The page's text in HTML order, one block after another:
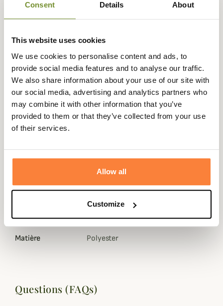
Consent Details About
This website uses cookies
We use cookies to personalise content and ads, to
provide social media features and to analyse our traffic.
We also share information about your use of our site with
our social media, advertising and analytics partners who
may combine it with other information that you’ve
provided to them or that they’ve collected from your use
of their services.
Allow all
Customize
la ville d'origine de Barbour South Shield, étant une ville
côtière.
Pour plus de confort, il se règle au niveau de la taille pour
agréable lors des baignades.
Il dispose de deux poches repose-mains plaquées ainsi
qu'une poche arrière avec rabat à scratch et anneaux
d'aération.
Son look tendance et dynamique vous permet de le
porter facilement avec
Fiche technique
Genre Homme
Matière Polyester
Questions (FAQs)